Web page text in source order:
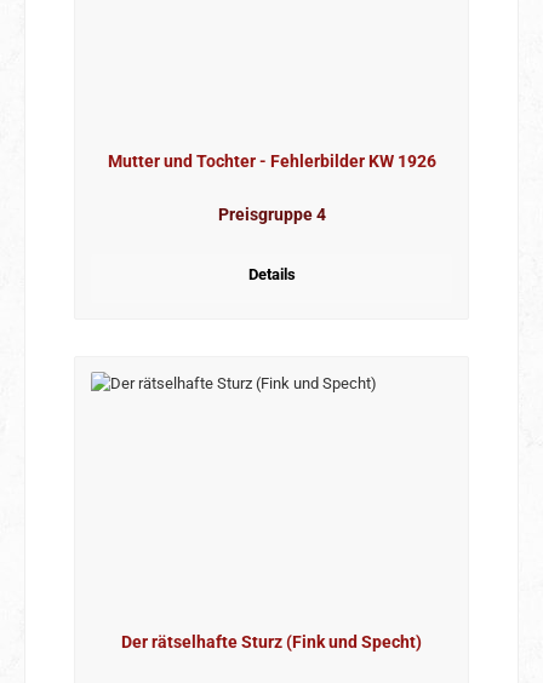
Mutter und Tochter - Fehlerbilder KW 1926
Preisgruppe 4
Details
Der rätselhafte Sturz (Fink und Specht)